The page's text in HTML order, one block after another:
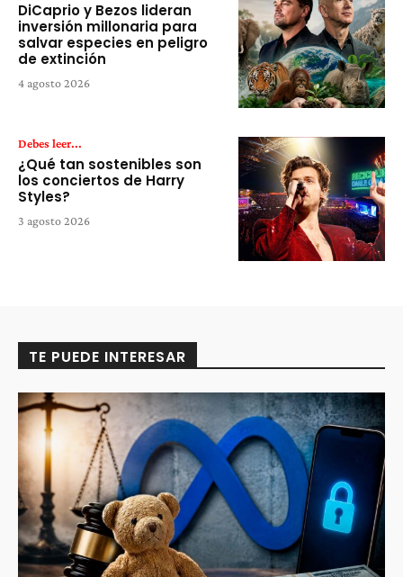
DiCaprio y Bezos lideran
inversión millonaria para
salvar especies en peligro
de extinción
4 agosto 2026
Debes leer...
¿Qué tan sostenibles son
los conciertos de Harry
Styles?
3 agosto 2026
TE PUEDE INTERESAR